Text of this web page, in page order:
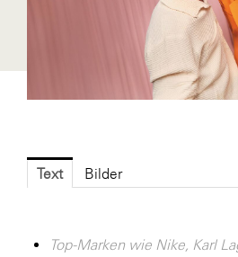
FG UBIT Salzburg
foodaffairs
FRoSTA
Text Bilder
Top-Marken wie Nike, Karl